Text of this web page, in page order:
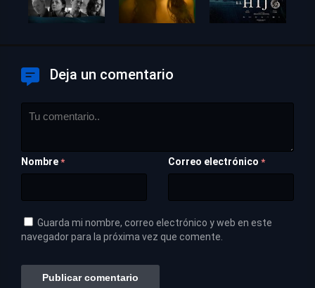
Deja un comentario
Nombre * Correo electrónico *
Guarda mi nombre, correo electrónico y web en este
navegador para la próxima vez que comente.